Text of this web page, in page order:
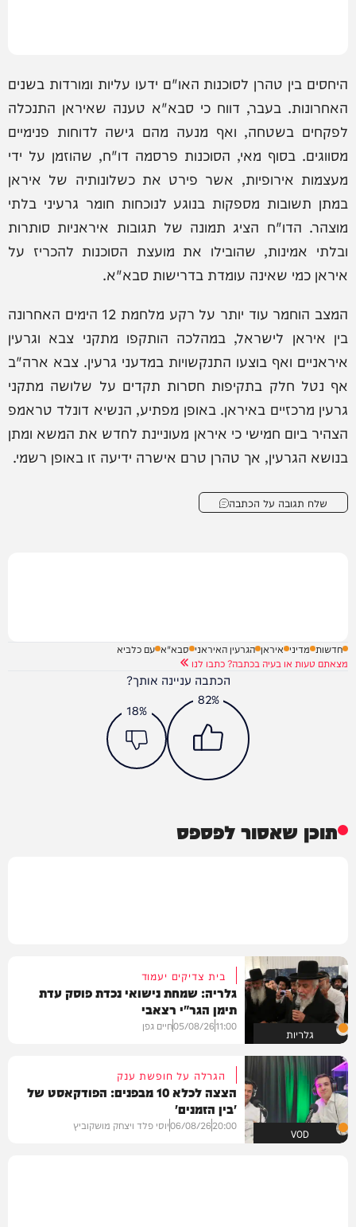
היחסים בין טהרן לסוכנות האו"ם ידעו עליות ומורדות בשנים
האחרונות. בעבר, דווח כי סבא"א טענה שאיראן התנכלה
לפקחים בשטחה, ואף מנעה מהם גישה לדוחות פנימיים
מסווגים. בסוף מאי, הסוכנות פרסמה דו"ח, שהוזמן על ידי
מעצמות אירופיות, אשר פירט את כשלונותיה של איראן
במתן תשובות מספקות בנוגע לנוכחות חומר גרעיני בלתי
מוצהר. הדו"ח הציג תמונה של תגובות איראניות סותרות
ובלתי אמינות, שהובילו את מועצת הסוכנות להכריז על
איראן כמי שאינה עומדת בדרישות סבא"א.
המצב הוחמר עוד יותר על רקע מלחמת 12 הימים האחרונה
בין איראן לישראל, במהלכה הותקפו מתקני צבא וגרעין
איראניים ואף בוצעו התנקשויות במדעני גרעין. צבא ארה"ב
אף נטל חלק בתקיפות חסרות תקדים על שלושה מתקני
גרעין מרכזיים באיראן. באופן מפתיע, הנשיא דונלד טראמפ
הצהיר ביום חמישי כי איראן מעוניינת לחדש את המשא ומתן
בנושא הגרעין, אך טהרן טרם אישרה ידיעה זו באופן רשמי.
שלח תגובה על הכתבה
חדשות מדיני איראן הגרעין האיראני סבא"א עם כלביא
מצאתם טעות או בעיה בכתבה? כתבו לנו
הכתבה עניינה אותך?
82%
18%
תוכן שאסור לפספס
גלריות
בית צדיקים יעמוד
גלריה: שמחת נישואי נכדת פוסק עדת
תימן הגר"י רצאבי
11:00
05/08/26חיים גפן
VOD
הגרלה על חופשת ענק
הצצה לכלא 10 מבפנים: הפודקאסט של
'בין הזמנים'
20:00
06/08/26יוסי פלד ויצחק מושקוביץ